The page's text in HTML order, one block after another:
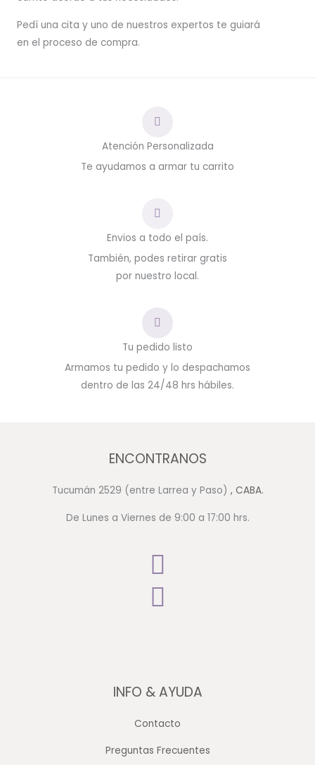
Pedí una cita y uno de nuestros expertos te guiará
en el proceso de compra.
Atención Personalizada
Te ayudamos a armar tu carrito
Envios a todo el país.
También, podes retirar gratis
por nuestro local.
Tu pedido listo
Armamos tu pedido y lo despachamos
dentro de las 24/48 hrs hábiles.
ENCONTRANOS
Tucumán 2529 (entre Larrea y Paso) , CABA.
De Lunes a Viernes de 9:00 a 17:00 hrs.
INFO & AYUDA
Contacto
Preguntas Frecuentes